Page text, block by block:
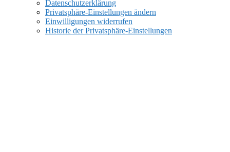
Datenschutzerklärung
Privatsphäre-Einstellungen ändern
Einwilligungen widerrufen
Historie der Privatsphäre-Einstellungen